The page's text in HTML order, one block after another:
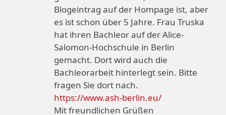
Blogeintrag auf der Hompage ist, aber
es ist schon über 5 Jahre. Frau Truska
hat ihren Bachleor auf der Alice-
Salomon-Hochschule in Berlin
gemacht. Dort wird auch die
Bachleorarbeit hinterlegt sein. Bitte
fragen Sie dort nach.
https://www.ash-berlin.eu/
Mit freundlichen Grüßen